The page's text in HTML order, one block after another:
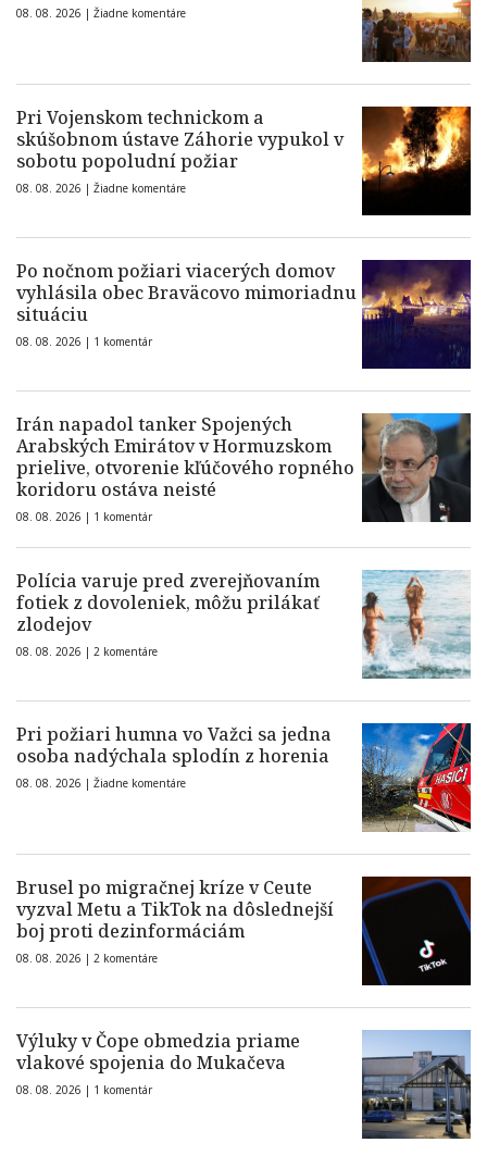
08. 08. 2026 | Žiadne komentáre
Pri Vojenskom technickom a
skúšobnom ústave Záhorie vypukol v
sobotu popoludní požiar
08. 08. 2026 | Žiadne komentáre
Po nočnom požiari viacerých domov
vyhlásila obec Braväcovo mimoriadnu
situáciu
08. 08. 2026 | 1 komentár
Irán napadol tanker Spojených
Arabských Emirátov v Hormuzskom
prielive, otvorenie kľúčového ropného
koridoru ostáva neisté
08. 08. 2026 | 1 komentár
Polícia varuje pred zverejňovaním
fotiek z dovoleniek, môžu prilákať
zlodejov
08. 08. 2026 | 2 komentáre
Pri požiari humna vo Važci sa jedna
osoba nadýchala splodín z horenia
08. 08. 2026 | Žiadne komentáre
Brusel po migračnej kríze v Ceute
vyzval Metu a TikTok na dôslednejší
boj proti dezinformáciám
08. 08. 2026 | 2 komentáre
Výluky v Čope obmedzia priame
vlakové spojenia do Mukačeva
08. 08. 2026 | 1 komentár